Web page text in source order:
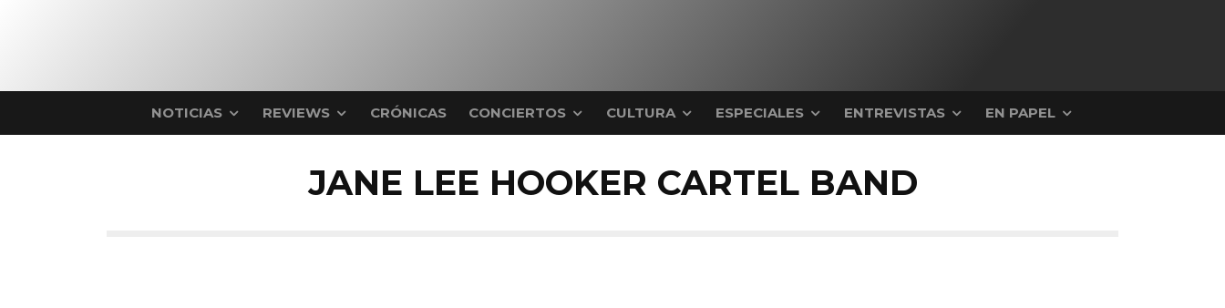
NOTICIAS REVIEWS CRÓNICAS CONCIERTOS CULTURA ESPECIALES ENTREVISTAS EN PAPEL
JANE LEE HOOKER CARTEL BAND